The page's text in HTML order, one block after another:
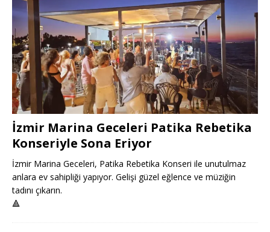
İzmir Marina Geceleri Patika Rebetika
Konseriyle Sona Eriyor
İzmir Marina Geceleri, Patika Rebetika Konseri ile unutulmaz
anlara ev sahipliği yapıyor. Gelişi güzel eğlence ve müziğin
tadını çıkarın.
🔺